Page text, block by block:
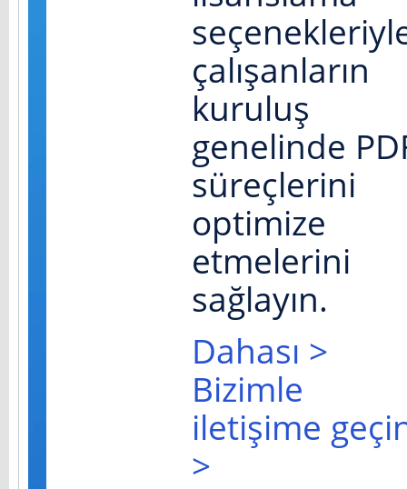
çalışanların
kuruluş
genelinde
süreçlerini
optimize
etmelerini
sağlayın.
Dahası >
Bizimle
iletişime
>